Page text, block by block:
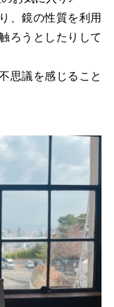
、鏡の性質を利用
ろうとしたりして
思議を感じること